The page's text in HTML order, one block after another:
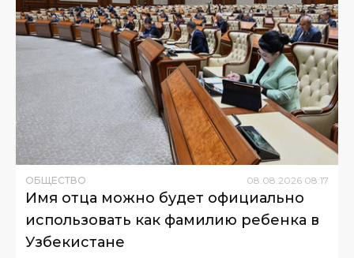
ОБЩЕСТВО 08 08 2026 08:17
Имя отца можно будет официально
использовать как фамилию ребенка в
Узбекистане